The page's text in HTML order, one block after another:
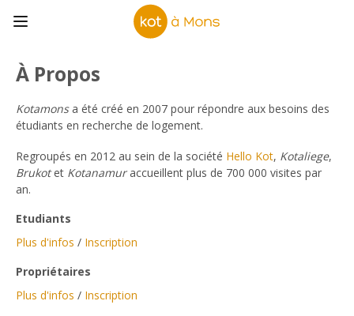
À Propos
Kotamonsa été créé en 2007 pour répondre aux besoins des
étudiants en recherche de logement.
Regroupés en 2012 au sein de la société Hello Kot, Kotaliege,
Brukotet Kotanamuraccueillent plus de 700 000 visites par
an.
Etudiants
Plus d'infos / Inscription
Propriétaires
Plus d'infos / Inscription